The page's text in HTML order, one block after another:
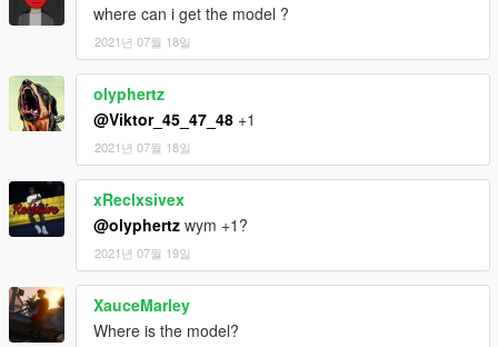
where can i get the model ?
2021년 07월 18일
olyphertz
@Viktor_45_47_48 +1
2021년 07월 18일
xReclxsivex
@olyphertz wym +1?
2021년 07월 19일
XauceMarley
Where is the model?